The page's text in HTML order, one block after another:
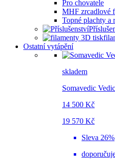
Pro chovatele
MHF zrcadlové
Topné plachty a
Ostatní vytápění
skladem
Somavedic
14 500 Kč
19 570 Kč
Sleva 26%